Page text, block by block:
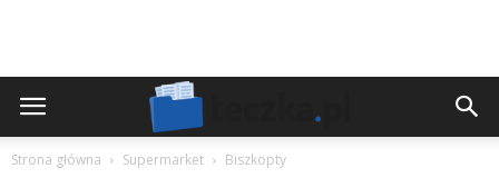
Strona główna Supermarket Biszkopty